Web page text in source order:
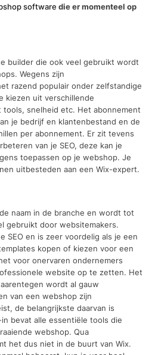
software die er momenteel op
builder die ook veel gebruikt wordt
Wegens zijn
razend populair onder zelfstandige
kiezen uit verschillende
snelheid etc. Het abonnement
je bedrijf en klantenbestand en de
per abonnement. Er zit tevens
van je SEO, deze kan je
toepassen op je webshop. Je
uitbesteden aan een Wix-expert.
naam in de branche en wordt tot
gebruikt door websitemakers.
SEO en is zeer voordelig als je een
kopen of kiezen voor een
voor onervaren ondernemers
website op te zetten. Het
wordt al gauw
van een webshop zijn
de belangrijkste daarvan is
bevat alle essentiële tools die
webshop. Qua
het dus niet in de buurt van Wix.